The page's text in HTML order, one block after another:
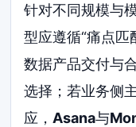
针对不同规模与
型应遵循“痛点匹
数据产品交付与
选择；若业务侧
应， Asana与